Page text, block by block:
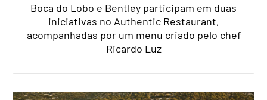
Boca do Lobo e Bentley participam em duas
iniciativas no Authentic Restaurant,
acompanhadas por um menu criado pelo chef
Ricardo Luz